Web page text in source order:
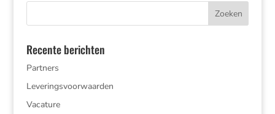
Recente berichten
Partners
Leveringsvoorwaarden
Vacature